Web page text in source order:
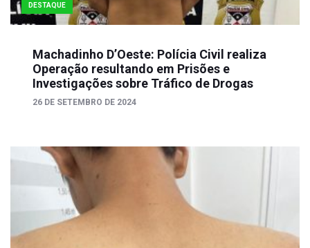
DESTAQUE
Machadinho D’Oeste: Polícia Civil realiza
Operação resultando em Prisões e
Investigações sobre Tráfico de Drogas
26 DE SETEMBRO DE 2024